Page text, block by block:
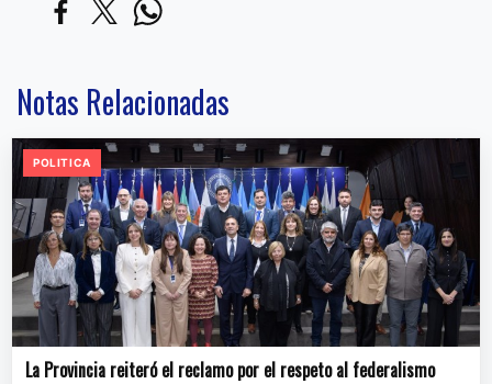
Notas Relacionadas
POLITICA
La Provincia reiteró el reclamo por el respeto al federalismo